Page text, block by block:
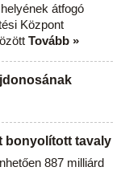
átfogó
Központ
Tovább »
bonyolított tavaly
887 milliárd